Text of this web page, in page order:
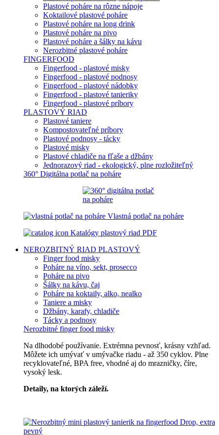
Plastové poháre na rôzne nápoje
Koktailové plastové poháre
Plastové poháre na long drink
Plastové poháre na pivo
Plastové poháre a šálky na kávu
Nerozbitné plastové poháre
FINGERFOOD
Fingerfood - plastové misky
Fingerfood - plastové podnosy
Fingerfood - plastové nádobky
Fingerfood - plastové tanieriky
Fingerfood - plastové príbory
PLASTOVÝ RIAD
Plastové taniere
Kompostovateľné príbory
Plastové podnosy - tácky
Plastové misky
Plastové chladiče na fľaše a džbány
Jednorazový riad - ekologický, plne rozložiteľný
360° Digitálna potlač na poháre
Vlastná potlač na poháre
Katalógy plastový riad PDF
NEROZBITNÝ RIAD PLASTOVÝ
Finger food misky
Poháre na víno, sekt, prosecco
Poháre na pivo
Šálky na kávu, čaj
Poháre na koktaily, alko, nealko
Taniere a misky
Džbány, karafy, chladiče
Tácky a podnosy
Nerozbitné finger food misky
Na dlhodobé používanie. Extrémna pevnosť, krásny vzhľad.
Môžete ich umývať v umývačke riadu - až 350 cyklov. Plne
recyklovateľné, BPA free, vhodné aj do mrazničky, číre,
vysoký lesk.
Detaily, na ktorých záleží.